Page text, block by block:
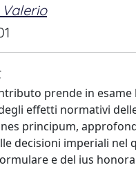
prende in esame
effetti normativi
principum,
decisioni imperiali nel
e del ius